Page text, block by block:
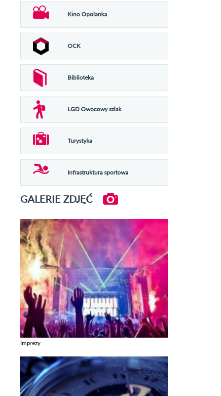
Kino Opolanka
OCK
Biblioteka
LGD Owocowy szlak
Turystyka
Infrastruktura sportowa
GALERIE ZDJĘĆ
Imprezy